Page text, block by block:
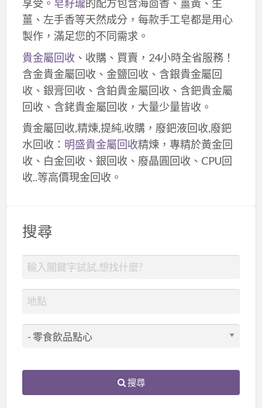
享受。 皂籽瓏的配方包含海茴香、薑黃、生
薑、左手香等天然成分，每款手工皂都是用心
製作，滿足您的不同需求。
貴金屬回收、收購、買賣，24小時全省服務！
含金貴金屬回收、金鹽回收、含銀貴金屬回
收、銀膏回收、含鉑貴金屬回收、含鈀貴金屬
回收、含銠貴金屬回收，大量少量皆收。
貴金屬回收,精煉,提純,收購，廢鈀液回收,廢鈀
水回收： 明盛貴金屬回收精煉，專精於黃金回
收、白金回收、銀回收、廢晶圓回收、CPU回
收..等高價現金回收。
搜尋
搜尋